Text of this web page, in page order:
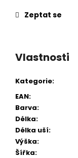
Zeptat se
Vlastnosti
Kategorie:
EAN:
Barva:
Délka:
Délka uší:
Výška:
Šířka: